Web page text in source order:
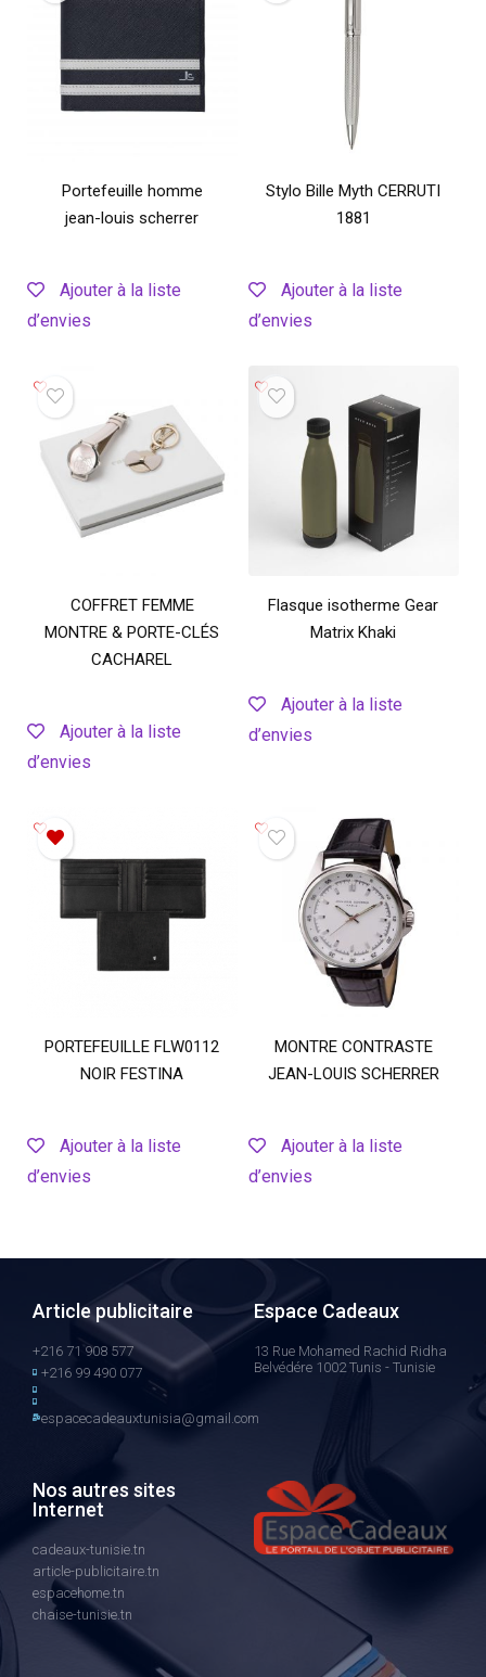
Portefeuille homme
jean-louis scherrer
Ajouter à la liste
d’envies
Stylo Bille Myth CERRUTI
1881
Ajouter à la liste
d’envies
COFFRET FEMME
MONTRE & PORTE-CLÉS
CACHAREL
Ajouter à la liste
d’envies
Flasque isotherme Gear
Matrix Khaki
Ajouter à la liste
d’envies
PORTEFEUILLE FLW0112
NOIR FESTINA
Ajouter à la liste
d’envies
MONTRE CONTRASTE
JEAN-LOUIS SCHERRER
Ajouter à la liste
d’envies
Article publicitaire
+216 71 908 577
+216 99 490 077
espacecadeauxtunisia@gmail.com
Espace Cadeaux
13 Rue Mohamed Rachid Ridha
Belvédére 1002 Tunis - Tunisie
Nos autres sites
Internet
cadeaux-tunisie.tn
article-publicitaire.tn
espacehome.tn
chaise-tunisie.tn